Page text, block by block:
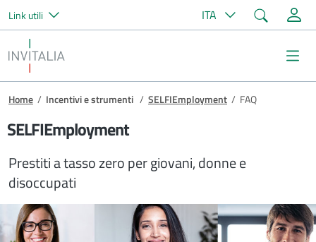
Salta al contenuto principale
Link utili ITA Cerca
Invitalia
Briciole di pane
Home / Incentivi e strumenti / SELFIEmployment / FAQ
SELFIEmployment
Prestiti a tasso zero per giovani, donne e
disoccupati